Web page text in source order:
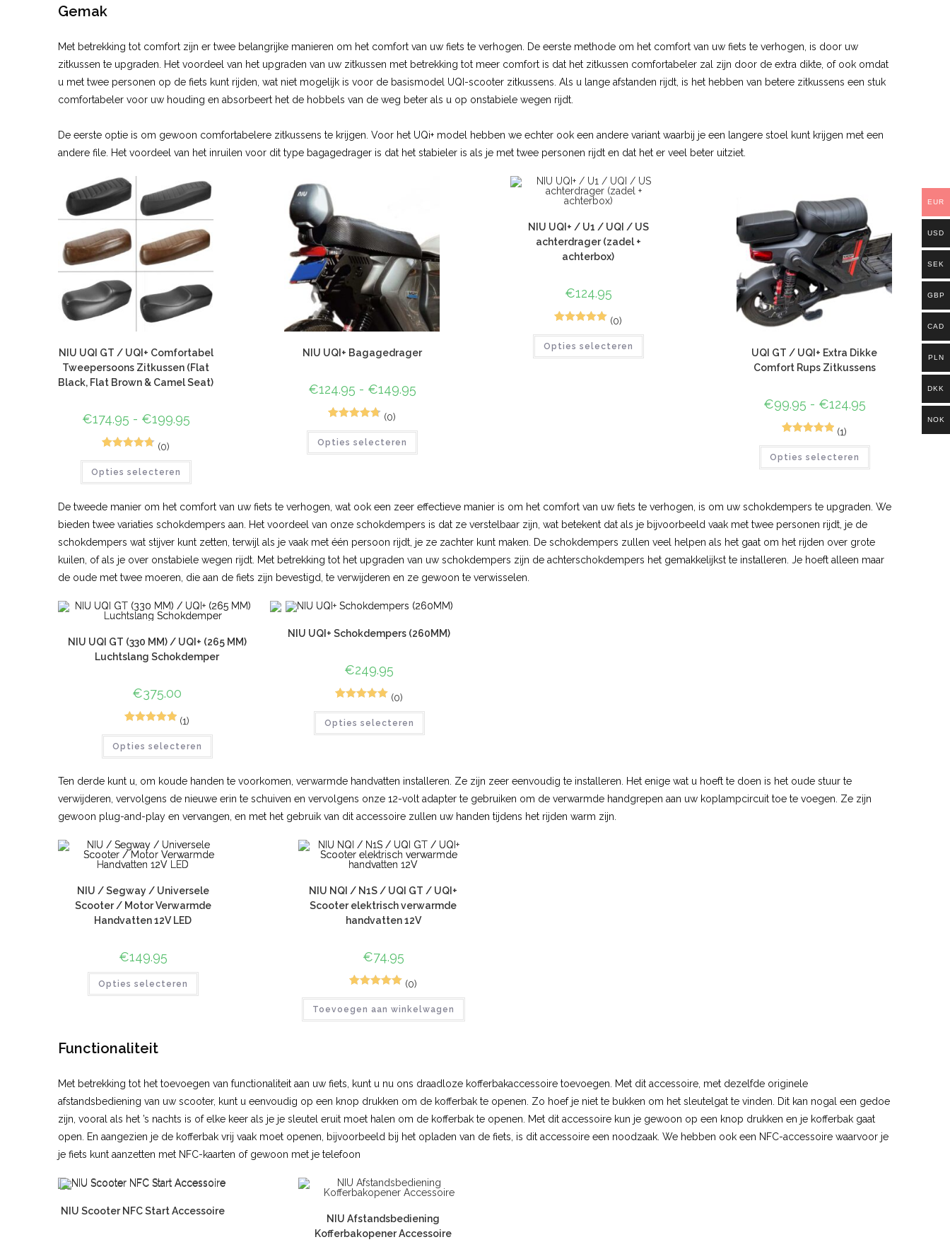
Gemak
Met betrekking tot comfort zijn er twee belangrijke manieren om het comfort van uw fiets te verhogen. De eerste methode om het comfort van uw fiets te verhogen, is door uw
zitkussen te upgraden. Het voordeel van het upgraden van uw zitkussen met betrekking tot meer comfort is dat het zitkussen comfortabeler zal zijn door de extra dikte, of ook omdat
u met twee personen op de fiets kunt rijden, wat niet mogelijk is voor de basismodel UQI-scooter zitkussens. Als u lange afstanden rijdt, is het hebben van betere zitkussens een stuk
comfortabeler voor uw houding en absorbeert het de hobbels van de weg beter als u op onstabiele wegen rijdt.
De eerste optie is om gewoon comfortabelere zitkussens te krijgen. Voor het UQi+ model hebben we echter ook een andere variant waarbij je een langere stoel kunt krijgen met een
andere file. Het voordeel van het inruilen voor dit type bagagedrager is dat het stabieler is als je met twee personen rijdt en dat het er veel beter uitziet.
NIU UQI GT / UQI+ Comfortabel
Tweepersoons Zitkussen (Flat
Black, Flat Brown & Camel Seat)
€174.95 - €199.95
d4.75op 5
opklant
waarderinge
(0)
Opties selecteren
NIU UQI+ Bagagedrager
€124.95 - €149.95
d4.75op 5
n
(0)
Opties selecteren
NIU UQI+ / U1 / UQI / US
achterdrager (zadel +
achterbox)
€124.95
5.00 op 5
(0)
Opties selecteren
UQI GT / UQI+ Extra Dikke
Comfort Rups Zitkussens
€99.95 - €124.95
5.00op 5
waarderinge
(1)
Opties selecteren
De tweede manier om het comfort van uw fiets te verhogen, wat ook een zeer effectieve manier is om het comfort van uw fiets te verhogen, is om uw schokdempers te upgraden. We
bieden twee variaties schokdempers aan. Het voordeel van onze schokdempers is dat ze verstelbaar zijn, wat betekent dat als je bijvoorbeeld vaak met twee personen rijdt, je de
schokdempers wat stijver kunt zetten, terwijl als je vaak met één persoon rijdt, je ze zachter kunt maken. De schokdempers zullen veel helpen als het gaat om het rijden over grote
kuilen, of als je over onstabiele wegen rijdt. Met betrekking tot het upgraden van uw schokdempers zijn de achterschokdempers het gemakkelijkst te installeren. Je hoeft alleen maar
de oude met twee moeren, die aan de fiets zijn bevestigd, te verwijderen en ze gewoon te verwisselen.
NIU UQI GT (330 MM) / UQI+ (265 MM)
Luchtslang Schokdemper
€375.00
5.00op 5
opklant
waarderinge
(1)
Opties selecteren
NIU UQI+ Schokdempers (260MM)
€249.95
5.00 op 5
(0)
Opties selecteren
Ten derde kunt u, om koude handen te voorkomen, verwarmde handvatten installeren. Ze zijn zeer eenvoudig te installeren. Het enige wat u hoeft te doen is het oude stuur te
verwijderen, vervolgens de nieuwe erin te schuiven en vervolgens onze 12-volt adapter te gebruiken om de verwarmde handgrepen aan uw koplampcircuit toe te voegen. Ze zijn
gewoon plug-and-play en vervangen, en met het gebruik van dit accessoire zullen uw handen tijdens het rijden warm zijn.
NIU / Segway / Universele
Scooter / Motor Verwarmde
Handvatten 12V LED
€149.95
Opties selecteren
NIU NQI / N1S / UQI GT / UQI+
Scooter elektrisch verwarmde
handvatten 12V
€74.95
5.00op 5
(0)
Toevoegen aan winkelwagen
Functionaliteit
Met betrekking tot het toevoegen van functionaliteit aan uw fiets, kunt u nu ons draadloze kofferbakaccessoire toevoegen. Met dit accessoire, met dezelfde originele
afstandsbediening van uw scooter, kunt u eenvoudig op een knop drukken om de kofferbak te openen. Zo hoef je niet te bukken om het sleutelgat te vinden. Dit kan nogal een gedoe
zijn, vooral als het ’s nachts is of elke keer als je je sleutel eruit moet halen om de kofferbak te openen. Met dit accessoire kun je gewoon op een knop drukken en je kofferbak gaat
open. En aangezien je de kofferbak vrij vaak moet openen, bijvoorbeeld bij het opladen van de fiets, is dit accessoire een noodzaak. We hebben ook een NFC-accessoire waarvoor je
je fiets kunt aanzetten met NFC-kaarten of gewoon met je telefoon
NIU Scooter NFC Start Accessoire
NIU Afstandsbediening
Kofferbakopener Accessoire
EUR
USD
SEK
GBP
CAD
PLN
DKK
NOK